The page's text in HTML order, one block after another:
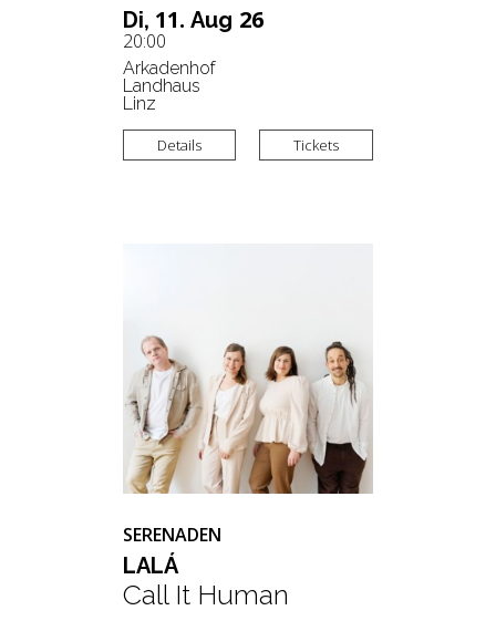
Di, 11. Aug 26
20:00
Arkadenhof
Landhaus
Linz
Details Tickets
SERENADEN
LALÁ
Call It Human